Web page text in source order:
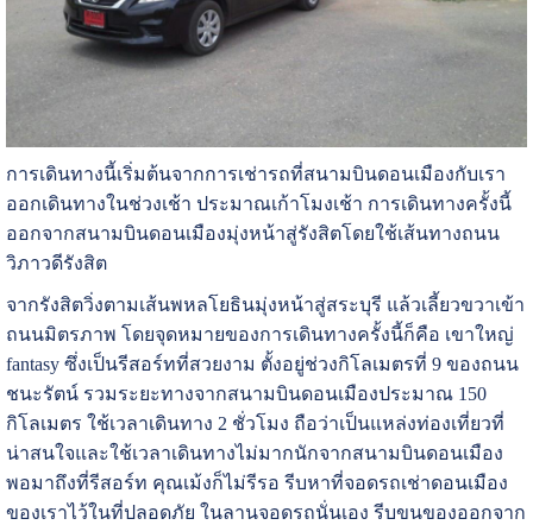
การเดินทางนี้เริ่มต้นจากการเช่ารถที่สนามบินดอนเมืองกับเรา
ออกเดินทางในช่วงเช้า ประมาณเก้าโมงเช้า การเดินทางครั้งนี้
ออกจากสนามบินดอนเมืองมุ่งหน้าสู่รังสิตโดยใช้เส้นทางถนน
วิภาวดีรังสิต
จากรังสิตวิ่งตามเส้นพหลโยธินมุ่งหน้าสู่สระบุรี แล้วเลี้ยวขวาเข้า
ถนนมิตรภาพ โดยจุดหมายของการเดินทางครั้งนี้ก็คือ เขาใหญ่
fantasyซึ่งเป็นรีสอร์ทที่สวยงาม ตั้งอยู่ช่วงกิโลเมตรที่ 9 ของถนน
ชนะรัตน์ รวมระยะทางจากสนามบินดอนเมืองประมาณ 150
กิโลเมตร ใช้เวลาเดินทาง 2 ชั่วโมง ถือว่าเป็นแหล่งท่องเที่ยวที่
น่าสนใจและใช้เวลาเดินทางไม่มากนักจากสนามบินดอนเมือง
พอมาถึงที่รีสอร์ท คุณเม้งก็ไม่รีรอ รีบหาที่จอดรถเช่าดอนเมือง
ของเราไว้ในที่ปลอดภัย ในลานจอดรถนั่นเอง รีบขนของออกจาก